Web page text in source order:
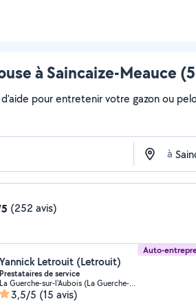
à Saincaize-Meauce
pour entretenir votre gazon ou
à
(252 avis)
Auto-
Yannick Letrouit (Letrouit)
Prestataires de service
La Guerche-sur-l'Aubois (La Guerche-sur-l'Aubois)
3,5/5 (15 avis)